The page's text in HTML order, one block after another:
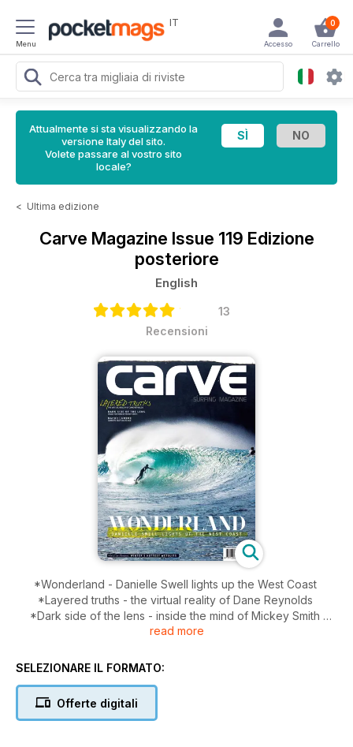
Menu
IT 0
Carrello
Accesso
Attualmente si sta visualizzando la
versione Italy del sito.
Volete passare al vostro sito
locale?
< Ultima edizione
Carve Magazine Issue 119 Edizione
posteriore
English
13
Recensioni
*Wonderland - Danielle Swell lights up the West Coast
*Layered truths - the virtual reality of Dane Reynolds
*Dark side of the lens - inside the mind of Mickey Smith
*Nacho Lambre - Sam hits Deep South Mex
read more
SELEZIONARE IL FORMATO:
Offerte digitali